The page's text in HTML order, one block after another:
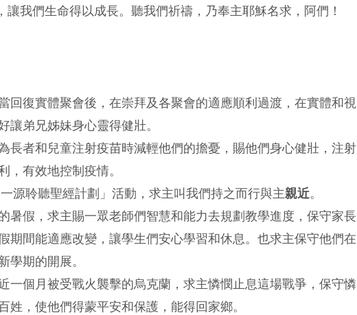
讓我們生命得以成長。聽我們祈禱，乃奉主耶穌名求，阿們！
回復實體聚會後，在崇拜及各聚會的適應順利過渡，在實體和視
讓弟兄姊妹身心靈得健壯。
長者和兒童注射疫苗時減輕他們的擔憂，賜他們身心健壯，注射
，有效地控制疫情。
源聆聽聖經計劃」活動，求主叫我們持之而行與主親近。
暑假，求主賜一眾老師們智慧和能力去規劃教學進度，保守家長
期間能適應改變，讓學生們安心學習和休息。也求主保守他們在
學期的開展。
一個月被受戰火襲擊的烏克蘭，求主憐憫止息這場戰爭，保守憐
姓，使他們得蒙平安和保護，能得回家鄉。